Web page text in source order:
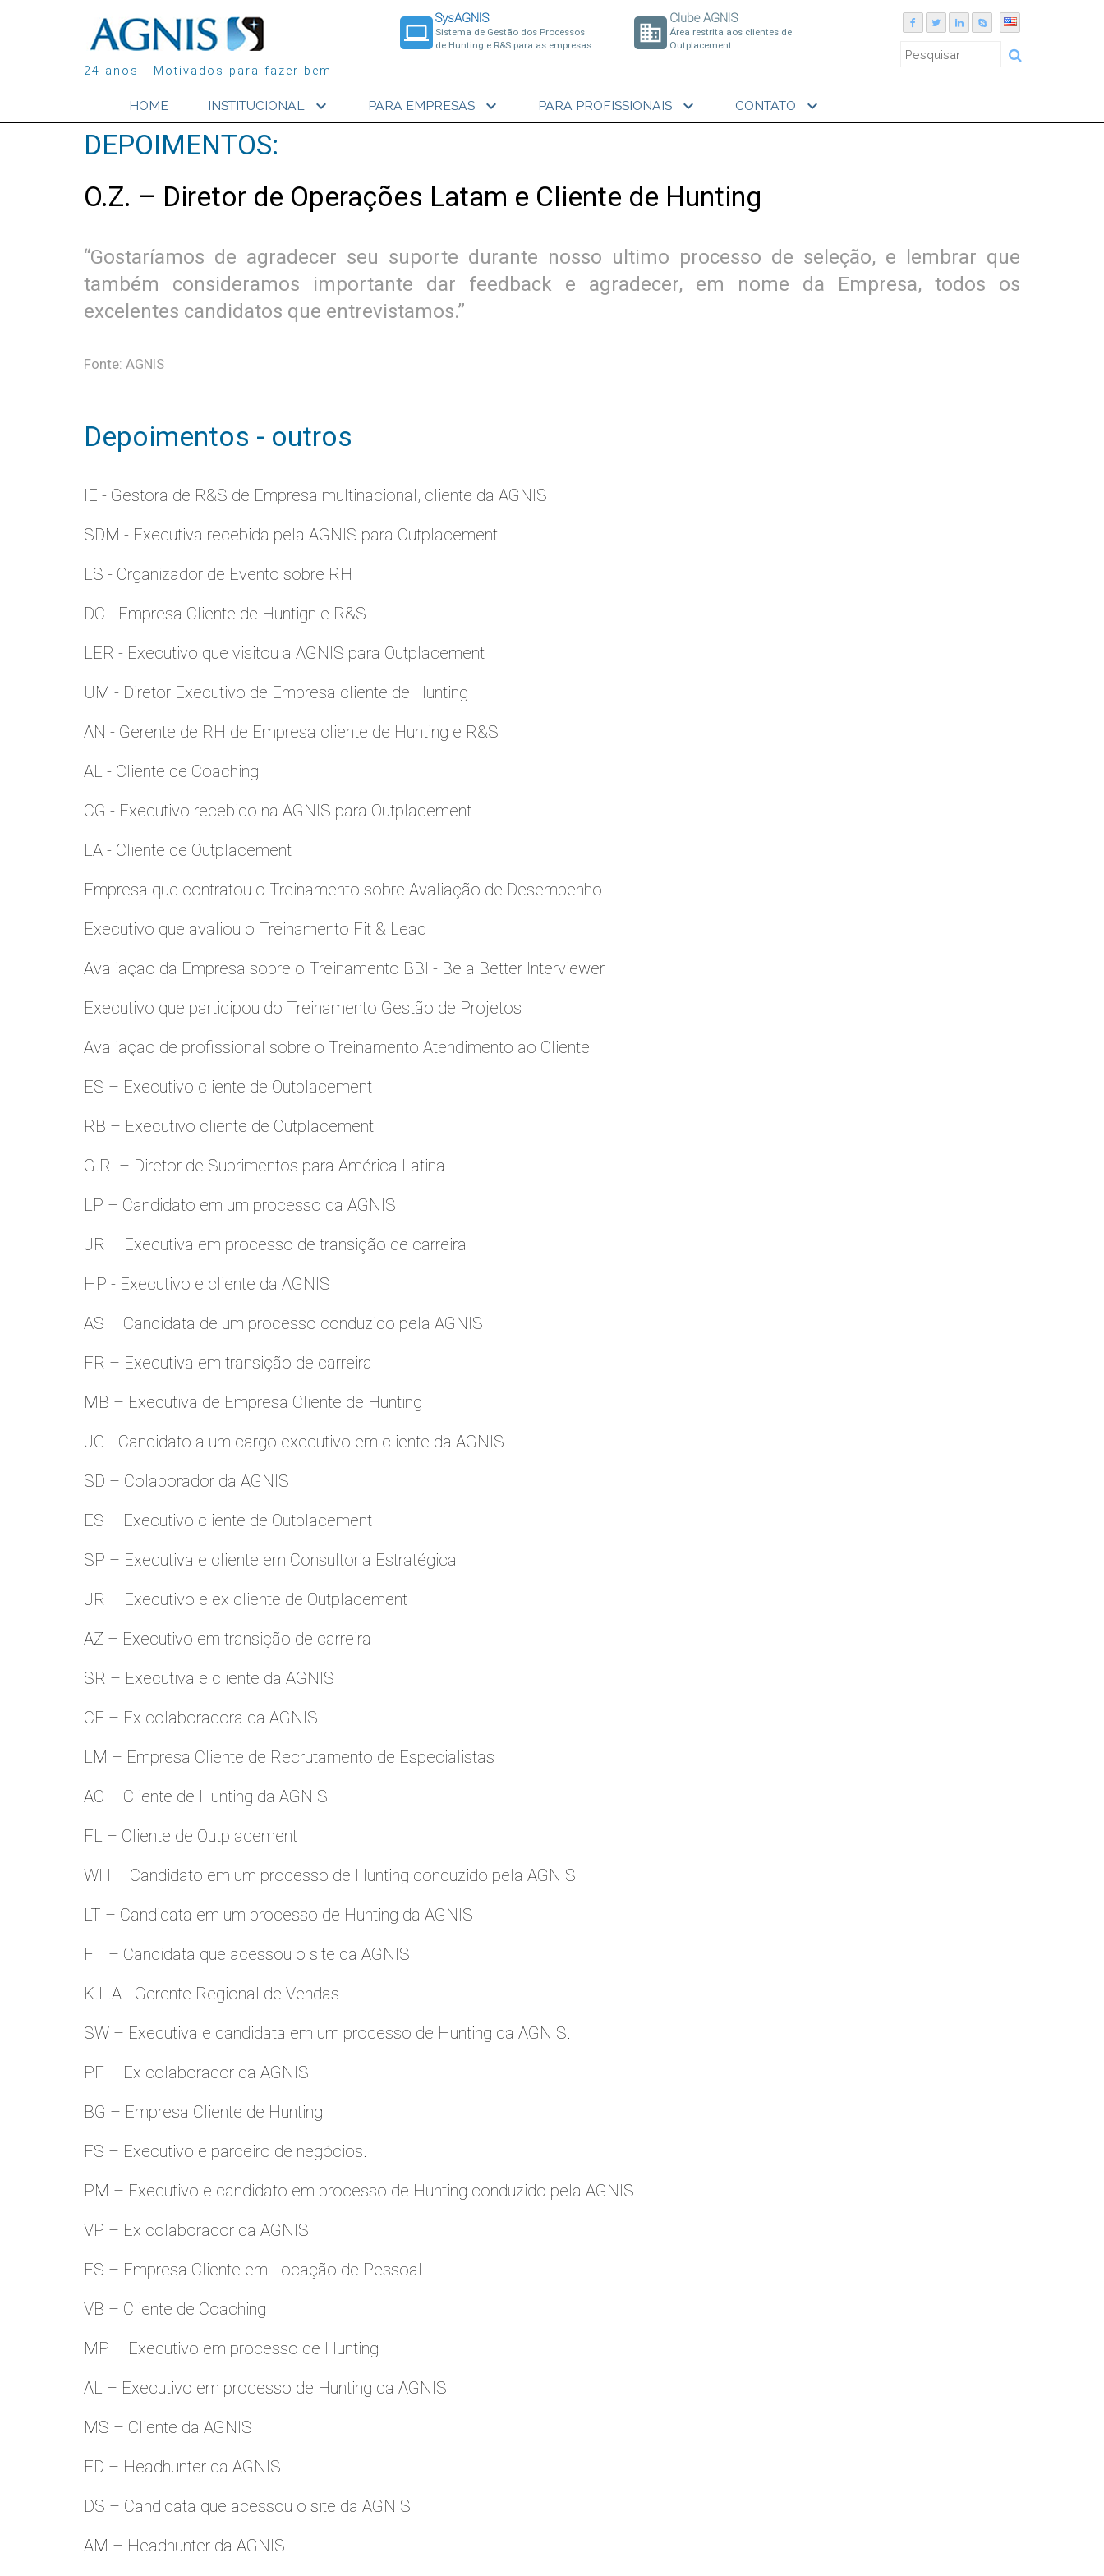
24 anos - Motivados para fazer bem!
laptop
SysAGNIS
Sistema de Gestão dos Processos
de Hunting e R&S para as empresas
business
Clube AGNIS
Área restrita aos clientes de
Outplacement
HOME INSTITUCIONAL expand_more PARA EMPRESAS expand_more PARA PROFISSIONAIS expand_more CONTATO expand_more
DEPOIMENTOS:
O.Z. – Diretor de Operações Latam e Cliente de Hunting
“Gostaríamos de agradecer seu suporte durante nosso ultimo processo de seleção, e lembrar que
também consideramos importante dar feedback e agradecer, em nome da Empresa, todos os
excelentes candidatos que entrevistamos.”
Fonte: AGNIS
Depoimentos - outros
IE - Gestora de R&S de Empresa multinacional, cliente da AGNIS
SDM - Executiva recebida pela AGNIS para Outplacement
LS - Organizador de Evento sobre RH
DC - Empresa Cliente de Huntign e R&S
LER - Executivo que visitou a AGNIS para Outplacement
UM - Diretor Executivo de Empresa cliente de Hunting
AN - Gerente de RH de Empresa cliente de Hunting e R&S
AL - Cliente de Coaching
CG - Executivo recebido na AGNIS para Outplacement
LA - Cliente de Outplacement
Empresa que contratou o Treinamento sobre Avaliação de Desempenho
Executivo que avaliou o Treinamento Fit & Lead
Avaliaçao da Empresa sobre o Treinamento BBI - Be a Better Interviewer
Executivo que participou do Treinamento Gestão de Projetos
Avaliaçao de profissional sobre o Treinamento Atendimento ao Cliente
ES – Executivo cliente de Outplacement
RB – Executivo cliente de Outplacement
G.R. – Diretor de Suprimentos para América Latina
LP – Candidato em um processo da AGNIS
JR – Executiva em processo de transição de carreira
HP - Executivo e cliente da AGNIS
AS – Candidata de um processo conduzido pela AGNIS
FR – Executiva em transição de carreira
MB – Executiva de Empresa Cliente de Hunting
JG - Candidato a um cargo executivo em cliente da AGNIS
SD – Colaborador da AGNIS
ES – Executivo cliente de Outplacement
SP – Executiva e cliente em Consultoria Estratégica
JR – Executivo e ex cliente de Outplacement
AZ – Executivo em transição de carreira
SR – Executiva e cliente da AGNIS
CF – Ex colaboradora da AGNIS
LM – Empresa Cliente de Recrutamento de Especialistas
AC – Cliente de Hunting da AGNIS
FL – Cliente de Outplacement
WH – Candidato em um processo de Hunting conduzido pela AGNIS
LT – Candidata em um processo de Hunting da AGNIS
FT – Candidata que acessou o site da AGNIS
K.L.A - Gerente Regional de Vendas
SW – Executiva e candidata em um processo de Hunting da AGNIS.
PF – Ex colaborador da AGNIS
BG – Empresa Cliente de Hunting
FS – Executivo e parceiro de negócios.
PM – Executivo e candidato em processo de Hunting conduzido pela AGNIS
VP – Ex colaborador da AGNIS
ES – Empresa Cliente em Locação de Pessoal
VB – Cliente de Coaching
MP – Executivo em processo de Hunting
AL – Executivo em processo de Hunting da AGNIS
MS – Cliente da AGNIS
FD – Headhunter da AGNIS
DS – Candidata que acessou o site da AGNIS
AM – Headhunter da AGNIS